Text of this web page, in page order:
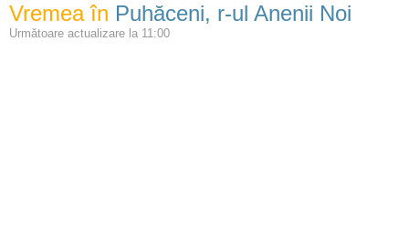
Vremea în Puhăceni, r-ul Anenii Noi
Următoare actualizare la 11:00